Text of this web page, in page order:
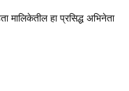
मालिकेतील हा प्रसिद्ध अभिनेता